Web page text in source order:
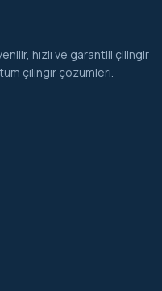
hızlı ve garantili çilingir
çilingir çözümleri.